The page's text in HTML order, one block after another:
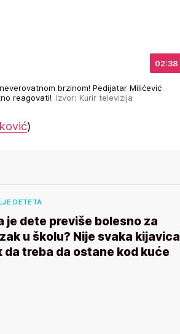
02:38
brzinom! Pedijatar Milićević
reagovati! Izvor: Kurir televizija
)
DETETA
je dete previše bolesno za
u školu? Nije svaka kijavica
da treba da ostane kod kuće